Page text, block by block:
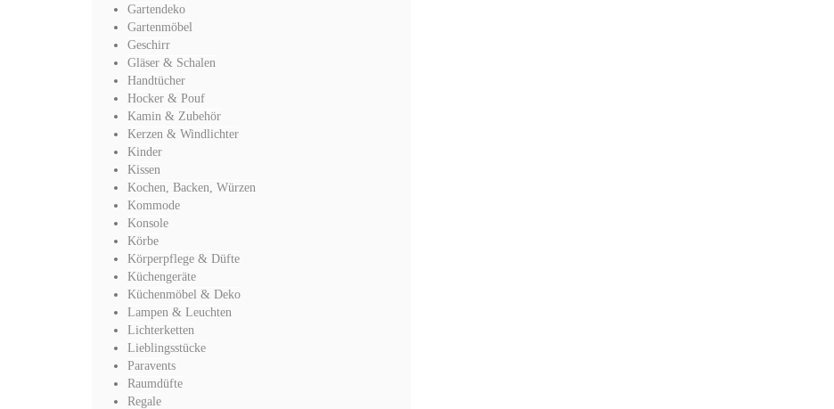
Gartendeko
Gartenmöbel
Geschirr
Gläser & Schalen
Handtücher
Hocker & Pouf
Kamin & Zubehör
Kerzen & Windlichter
Kinder
Kissen
Kochen, Backen, Würzen
Kommode
Konsole
Körbe
Körperpflege & Düfte
Küchengeräte
Küchenmöbel & Deko
Lampen & Leuchten
Lichterketten
Lieblingsstücke
Paravents
Raumdüfte
Regale